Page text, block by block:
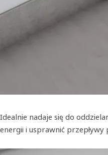
Idealnie nadaje się do
energii i usprawnić przepływy